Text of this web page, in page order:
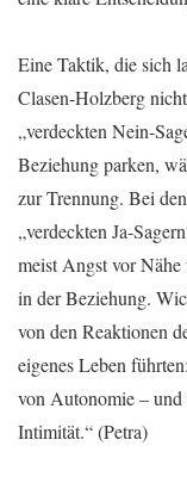
Eine Taktik, die sich
Clasen-Holzberg
„verdeckten Nein-
Beziehung parken,
zur Trennung. Bei
„verdeckten Ja-
meist Angst vor
in der Beziehung.
von den Reaktionen
eigenes Leben
von Autonomie – und
Intimität.“ (Petra)